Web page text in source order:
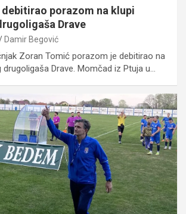
porazom na klupi
Drave
Damir Begović
Zoran Tomić porazom je debitirao na
Drave. Momčad iz Ptuja u…